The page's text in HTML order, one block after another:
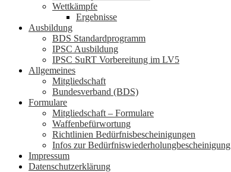
Wettkämpfe
Ergebnisse
Ausbildung
BDS Standardprogramm
IPSC Ausbildung
IPSC SuRT Vorbereitung im LV5
Allgemeines
Mitgliedschaft
Bundesverband (BDS)
Formulare
Mitgliedschaft – Formulare
Waffenbefürwortung
Richtlinien Bedürfnisbescheinigungen
Infos zur Bedürfniswiederholungbescheinigung
Impressum
Datenschutzerklärung